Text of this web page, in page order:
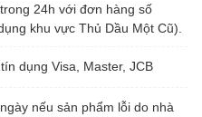
24h với đơn hàng số
khu vực Thủ Dầu Một Cũ).
dụng Visa, Master, JCB
nếu sản phẩm lỗi do nhà